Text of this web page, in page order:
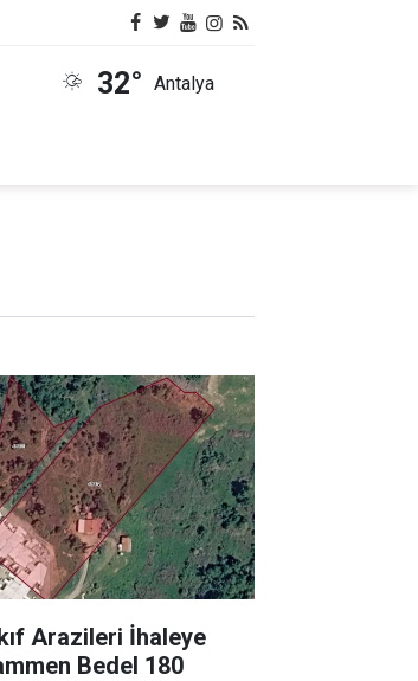
32° Antalya
Arazileri İhaleye
Bedel 180